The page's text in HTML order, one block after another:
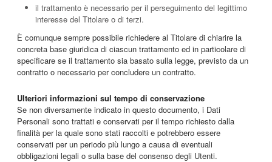
il trattamento è necessario per il perseguimento del legittimo
interesse del Titolare o di terzi.
È comunque sempre possibile richiedere al Titolare di chiarire la
concreta base giuridica di ciascun trattamento ed in particolare di
specificare se il trattamento sia basato sulla legge, previsto da un
contratto o necessario per concludere un contratto.
Ulteriori informazioni sul tempo di conservazione
Se non diversamente indicato in questo documento, i Dati
Personali sono trattati e conservati per il tempo richiesto dalla
finalità per la quale sono stati raccolti e potrebbero essere
conservati per un periodo più lungo a causa di eventuali
obbligazioni legali o sulla base del consenso degli Utenti.